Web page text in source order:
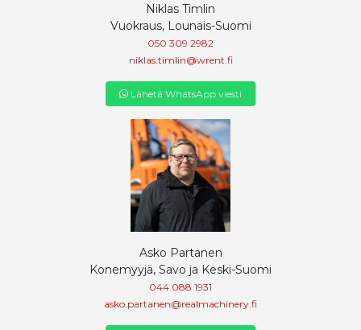
Niklas Timlin
Vuokraus, Lounais-Suomi
050 309 2982
niklas.timlin@wrent.fi
Lähetä WhatsApp viesti
Asko Partanen
Konemyyjä, Savo ja Keski-Suomi
044 088 1931
asko.partanen@realmachinery.fi